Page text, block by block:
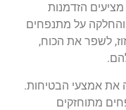
הזדמנות
והחלקה על מתנפחים
לשפר את הכוח,
את אמצעי הבטיחות.
מתוחזקים